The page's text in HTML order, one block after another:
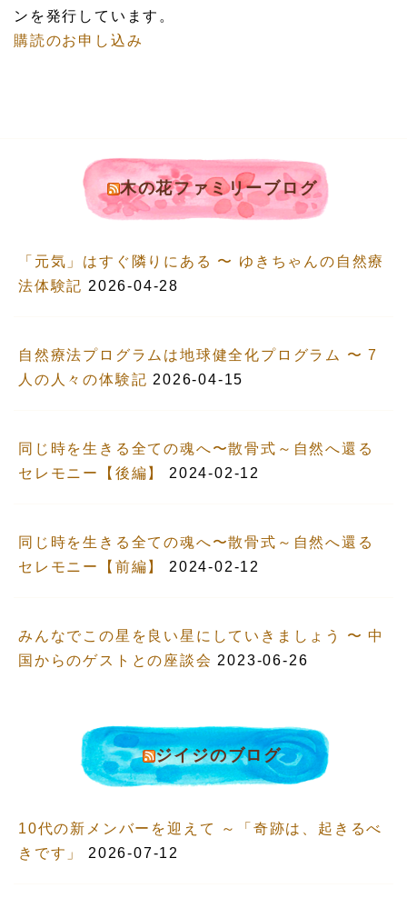
ンを発行しています。
購読のお申し込み
木の花ファミリーブログ
「元気」はすぐ隣りにある 〜 ゆきちゃんの自然療
法体験記 2026-04-28
自然療法プログラムは地球健全化プログラム 〜 7
人の人々の体験記 2026-04-15
同じ時を生きる全ての魂へ〜散骨式～自然へ還る
セレモニー【後編】
2024-02-12
同じ時を生きる全ての魂へ〜散骨式～自然へ還る
セレモニー【前編】
2024-02-12
みんなでこの星を良い星にしていきましょう 〜 中
国からのゲストとの座談会 2023-06-26
ジイジのブログ
10代の新メンバーを迎えて ～「奇跡は、起きるべ
きです」
2026-07-12